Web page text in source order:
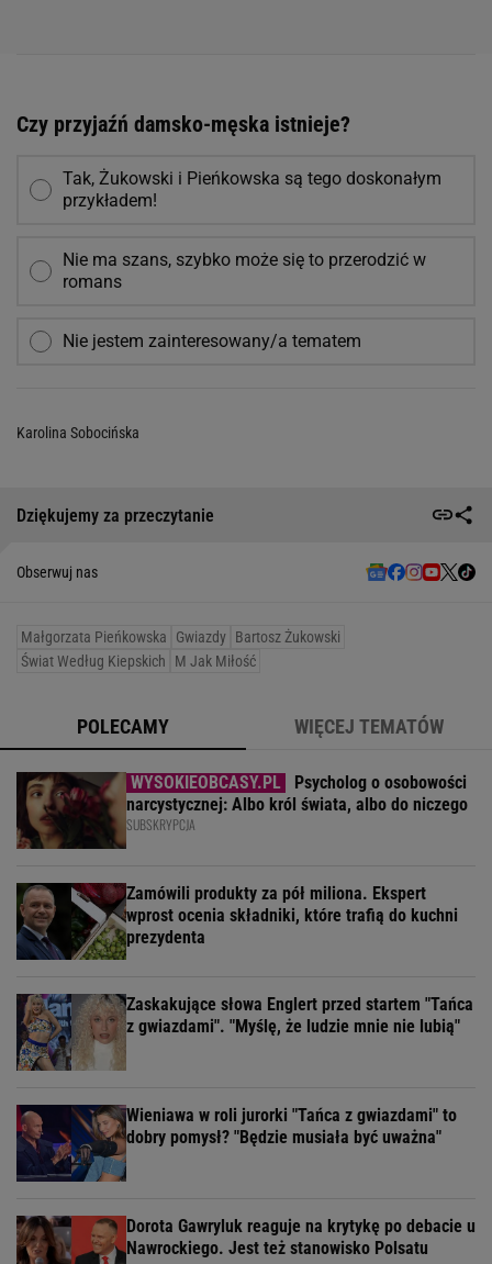
Czy przyjaźń damsko-męska istnieje?
Tak, Żukowski i Pieńkowska są tego doskonałym
przykładem!
Nie ma szans, szybko może się to przerodzić w
romans
Nie jestem zainteresowany/a tematem
Karolina Sobocińska
Dziękujemy za przeczytanie
Obserwuj nas
Małgorzata Pieńkowska Gwiazdy Bartosz Żukowski
Świat Według Kiepskich
M Jak Miłość
POLECAMY WIĘCEJ TEMATÓW
Psycholog o osobowości
narcystycznej: Albo król świata, albo do niczego
SUBSKRYPCJA
Zamówili produkty za pół miliona. Ekspert
wprost ocenia składniki, które trafią do kuchni
prezydenta
Zaskakujące słowa Englert przed startem "Tańca
z gwiazdami". "Myślę, że ludzie mnie nie lubią"
Wieniawa w roli jurorki "Tańca z gwiazdami" to
dobry pomysł? "Będzie musiała być uważna"
Dorota Gawryluk reaguje na krytykę po debacie u
Nawrockiego. Jest też stanowisko Polsatu